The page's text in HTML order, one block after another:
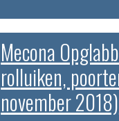
Mecona
rolluiken,
november 2018)